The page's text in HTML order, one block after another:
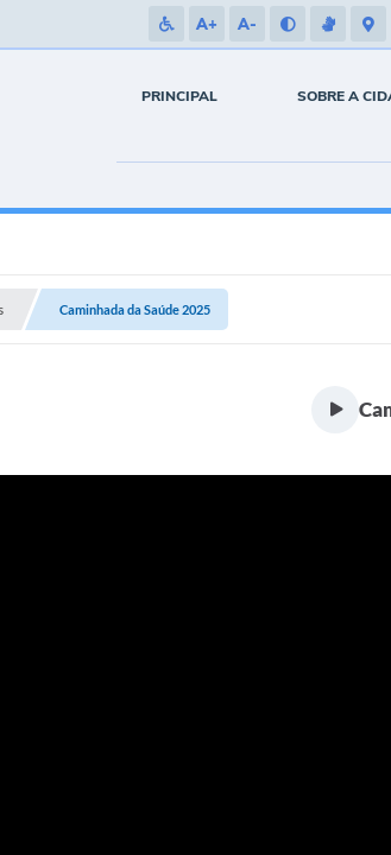
A+ A-
PRINCIPAL SOBRE A
Caminhada da Saúde 2025